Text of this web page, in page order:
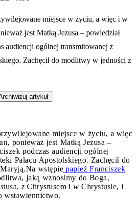
miejsce w życiu, a więc i w
jest Matką Jezusa – powiedział
audiencji ogólnej transmitowanej z
Zachęcił do modlitwy w jedności z
artykuł
miejsce w życiu, a więc
ponieważ jest Matką Jezusa –
podczas audiencji ogólnej
Pałacu Apostolskiego. Zachęcił do
Na wstępie papież Franciszek
jaką wznosimy do Boga,
z Chrystusem i w Chrystusie, i
wstawiennictwo.